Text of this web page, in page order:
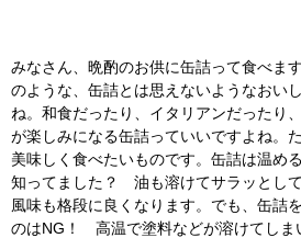
みなさん、晩酌のお供に缶詰って食べま
のような、缶詰とは思えないようなおい
ね。和食だったり、イタリアンだったり
が楽しみになる缶詰っていいですよね。
美味しく食べたいものです。缶詰は温め
知ってました？ 油も溶けてサラッとして
風味も格段に良くなります。でも、缶詰
のはNG！ 高温で塗料などが溶けてしま